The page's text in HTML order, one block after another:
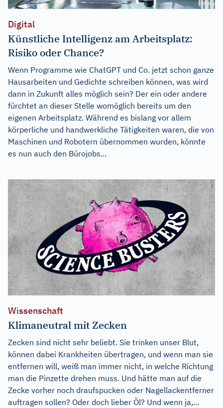
Digital
Künstliche Intelligenz am Arbeitsplatz:
Risiko oder Chance?
Wenn Programme wie ChatGPT und Co. jetzt schon ganze
Hausarbeiten und Gedichte schreiben können, was wird
dann in Zukunft alles möglich sein? Der ein oder andere
fürchtet an dieser Stelle womöglich bereits um den
eigenen Arbeitsplatz. Während es bislang vor allem
körperliche und handwerkliche Tätigkeiten waren, die von
Maschinen und Robotern übernommen wurden, könnte
es nun auch den Bürojobs...
Wissenschaft
Klimaneutral mit Zecken
Zecken sind nicht sehr beliebt. Sie trinken unser Blut,
können dabei Krankheiten übertragen, und wenn man sie
entfernen will, weiß man immer nicht, in welche Richtung
man die Pinzette drehen muss. Und hätte man auf die
Zecke vorher noch draufspucken oder Nagellackentferner
auftragen sollen? Oder doch lieber Öl? Und wenn ja,...